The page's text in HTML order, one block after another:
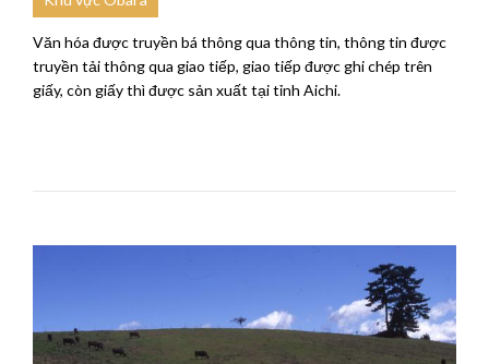
Văn hóa được truyền bá thông qua thông tin, thông tin được
truyền tải thông qua giao tiếp, giao tiếp được ghi chép trên
giấy, còn giấy thì được sản xuất tại tỉnh Aichi.